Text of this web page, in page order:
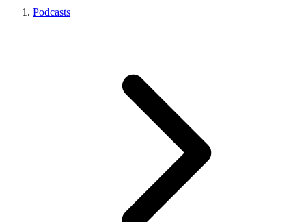
Podcasts